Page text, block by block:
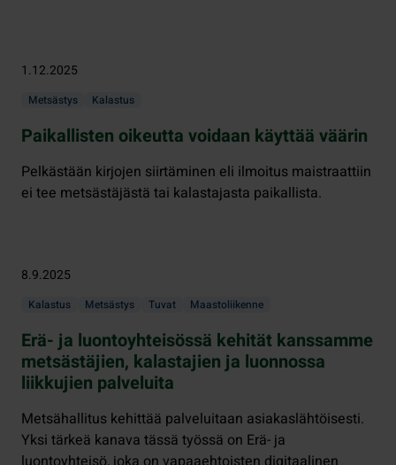
1.12.2025
Metsästys Kalastus
Paikallisten oikeutta voidaan käyttää väärin
Pelkästään kirjojen siirtäminen eli ilmoitus maistraattiin
ei tee metsästäjästä tai kalastajasta paikallista.
8.9.2025
Kalastus Metsästys Tuvat Maastoliikenne
Erä- ja luontoyhteisössä kehität kanssamme
metsästäjien, kalastajien ja luonnossa
liikkujien palveluita
Metsähallitus kehittää palveluitaan asiakaslähtöisesti.
Yksi tärkeä kanava tässä työssä on Erä- ja